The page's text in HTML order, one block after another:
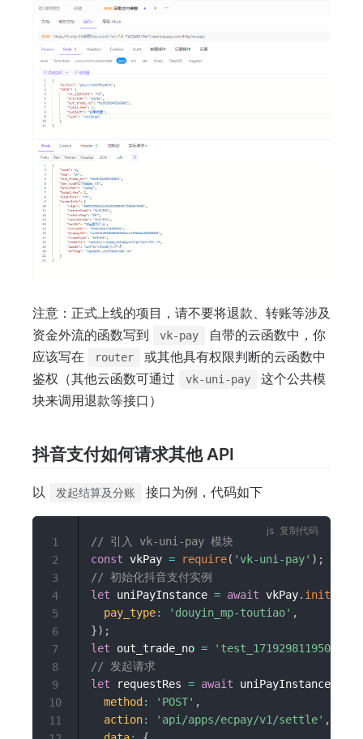
注意：正式上线的项目，请不要将退款、转账等涉及
资金外流的函数写到
vk-pay
自带的云函数中，你
应该写在
router
或其他具有权限判断的云函数中
鉴权（其他云函数可通过
vk-uni-pay
这个公共模
块来调用退款等接口）
抖音支付如何请求其他 API
以 发起结算及分账 接口为例，代码如下
// 引入 vk-uni-pay 模块
const vkPay = require( 'vk-uni-pay' ) ;
// 初始化抖音支付实例
let uniPayInstance = await vkPay.
pay_type: 'douyin_mp-toutiao' ,
}) ;
let out_trade_no = 'test_1719298119508'
// 发起请求
let requestRes = await uniPayInstance
method : 'POST' ,
action: 'api/apps/ecpay/v1/settle' ,
1
2
3
4
5
6
7
8
9
10
11
复制代码